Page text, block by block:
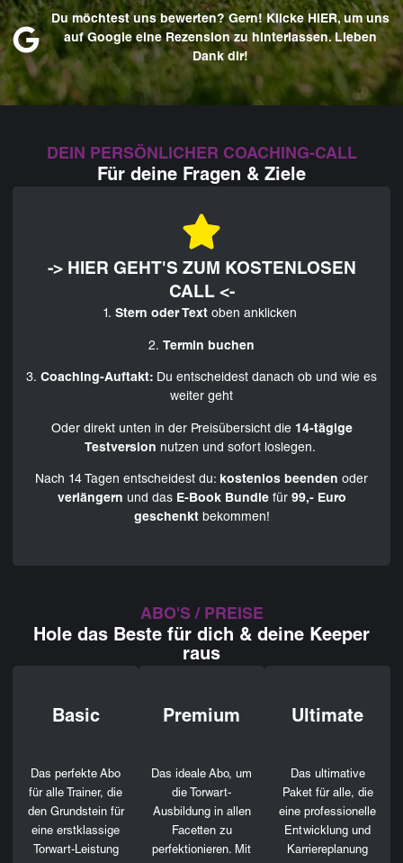
Du möchtest uns bewerten? Gern! Klicke HIER, um uns
auf Google eine Rezension zu hinterlassen. Lieben
Dank dir!
DEIN PERSÖNLICHER COACHING-CALL
Für deine Fragen & Ziele
-> HIER GEHT'S ZUM KOSTENLOSEN
CALL <-
1. Stern oder Text oben anklicken
2. Termin buchen
3. Coaching-Auftakt: Du entscheidest danach ob und wie es
weiter geht
Oder direkt unten in der Preisübersicht die 14-tägige
Testversion nutzen und sofort loslegen.
Nach 14 Tagen entscheidest du: kostenlos beenden oder
verlängern und das E-Book Bundle für 99,- Euro
geschenkt bekommen!
ABO'S / PREISE
Hole das Beste für dich & deine Keeper
raus
Basic
Das perfekte Abo
für alle Trainer, die
den Grundstein für
eine erstklassige
Torwart-Leistung
Premium
Das ideale Abo, um
die Torwart-
Ausbildung in allen
Facetten zu
perfektionieren. Mit
Ultimate
Das ultimative
Paket für alle, die
eine professionelle
Entwicklung und
Karriereplanung